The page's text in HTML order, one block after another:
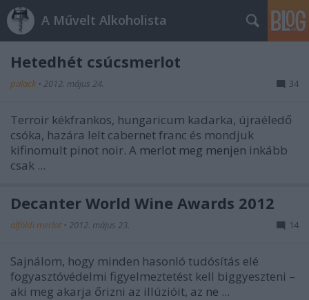
A Művelt Alkoholista
Hetedhét csúcsmerlot
palack • 2012. május 24. 34
Terroir kékfrankos, hungaricum kadarka, újraéledő
csóka, hazára lelt cabernet franc és mondjuk
kifinomult pinot noir. A merlot meg menjen inkább
csak ...
Decanter World Wine Awards 2012
alföldi merlot • 2012. május 23. 14
Sajnálom, hogy minden hasonló tudósítás elé
fogyasztóvédelmi figyelmeztetést kell biggyeszteni –
aki meg akarja őrizni az illúzióit, az ne ...